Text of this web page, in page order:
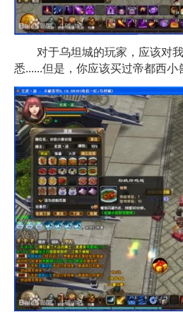
对于乌坦城的玩家，应该对我
悉......但是，你应该买过帝都西小